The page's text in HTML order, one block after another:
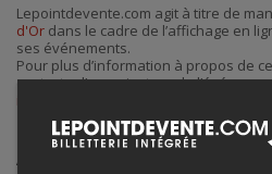
courriel
Lepointdevente.com agit à titre de
d'Or dans le cadre de l’affichage en
ses événements.
Pour plus d’information à propos de
contacter l’organisateur de
Achat de billets